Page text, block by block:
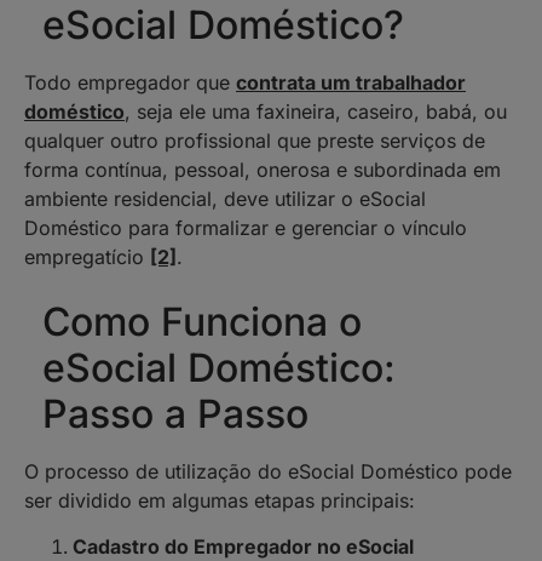
eSocial Doméstico?
Todo empregador que contrata um trabalhador
doméstico, seja ele uma faxineira, caseiro, babá, ou
qualquer outro profissional que preste serviços de
forma contínua, pessoal, onerosa e subordinada em
ambiente residencial, deve utilizar o eSocial
Doméstico para formalizar e gerenciar o vínculo
empregatício [2] .
Como Funciona o
eSocial Doméstico:
Passo a Passo
O processo de utilização do eSocial Doméstico pode
ser dividido em algumas etapas principais:
Cadastro do Empregador no eSocial